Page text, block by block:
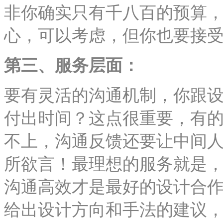
非你确实只有千八百的预算
心，可以考虑，但你也要接
第三、服务层面：
要有灵活的沟通机制，你跟
付出时间？这点很重要，有
不上，沟通反馈还要让中间
所欲言！最理想的服务就是
沟通高效才是最好的设计合
给出设计方向和手法的建议